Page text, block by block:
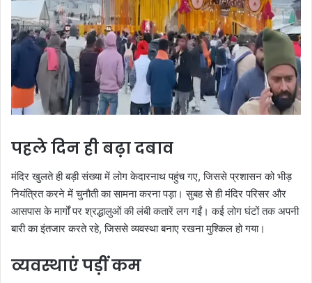
पहले दिन ही बढ़ा दबाव
मंदिर खुलते ही बड़ी संख्या में लोग केदारनाथ पहुंच गए, जिससे प्रशासन को भीड़
नियंत्रित करने में चुनौती का सामना करना पड़ा। सुबह से ही मंदिर परिसर और
आसपास के मार्गों पर श्रद्धालुओं की लंबी कतारें लग गईं। कई लोग घंटों तक अपनी
बारी का इंतजार करते रहे, जिससे व्यवस्था बनाए रखना मुश्किल हो गया।
व्यवस्थाएं पड़ीं कम